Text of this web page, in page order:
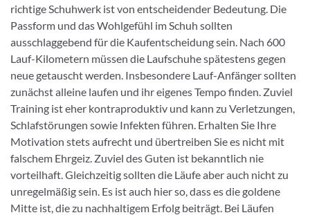
richtige Schuhwerk ist von entscheidender Bedeutung. Die
Passform und das Wohlgefühl im Schuh sollten
ausschlaggebend für die Kaufentscheidung sein. Nach 600
Lauf-Kilometern müssen die Laufschuhe spätestens gegen
neue getauscht werden. Insbesondere Lauf-Anfänger sollten
zunächst alleine laufen und ihr eigenes Tempo finden. Zuviel
Training ist eher kontraproduktiv und kann zu Verletzungen,
Schlafstörungen sowie Infekten führen. Erhalten Sie Ihre
Motivation stets aufrecht und übertreiben Sie es nicht mit
falschem Ehrgeiz. Zuviel des Guten ist bekanntlich nie
vorteilhaft. Gleichzeitig sollten die Läufe aber auch nicht zu
unregelmäßig sein. Es ist auch hier so, dass es die goldene
Mitte ist, die zu nachhaltigem Erfolg beiträgt. Bei Läufen